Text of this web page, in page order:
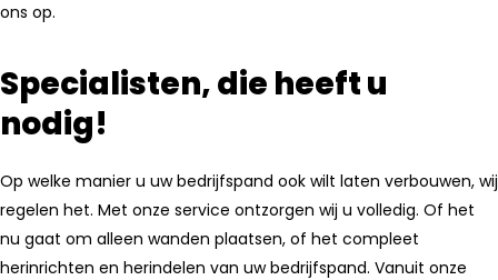
ons op.
Specialisten, die heeft u
nodig!
Op welke manier u uw bedrijfspand ook wilt laten verbouwen, wij
regelen het. Met onze service ontzorgen wij u volledig. Of het
nu gaat om alleen wanden plaatsen, of het compleet
herinrichten en herindelen van uw bedrijfspand. Vanuit onze